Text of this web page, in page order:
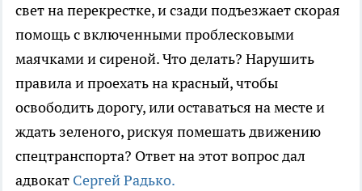
свет на перекрестке, и сзади подъезжает скорая
помощь с включенными проблесковыми
маячками и сиреной. Что делать? Нарушить
правила и проехать на красный, чтобы
освободить дорогу, или оставаться на месте и
ждать зеленого, рискуя помешать движению
спецтранспорта? Ответ на этот вопрос дал
адвокат Сергей Радько.